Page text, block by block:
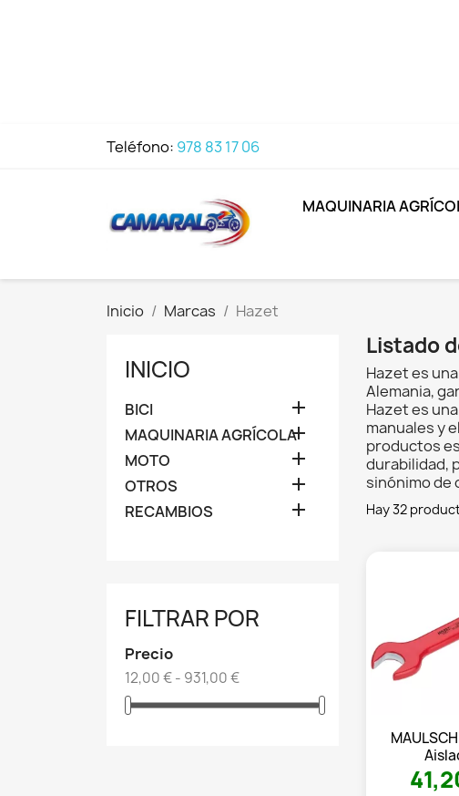
Teléfono: 978 83 17 06
MAQUINARIA
Inicio Marcas Hazet
INICIO
BICI 
MAQUINARIA AGRÍCOLA
MOTO 
OTROS 
RECAMBIOS 
FILTRAR POR
Precio
12,00 € - 931,00 €
Listado
Hazet es
Alemania,
Hazet es
manuales y
productos
durabilidad,
sinónimo de
Hay 32